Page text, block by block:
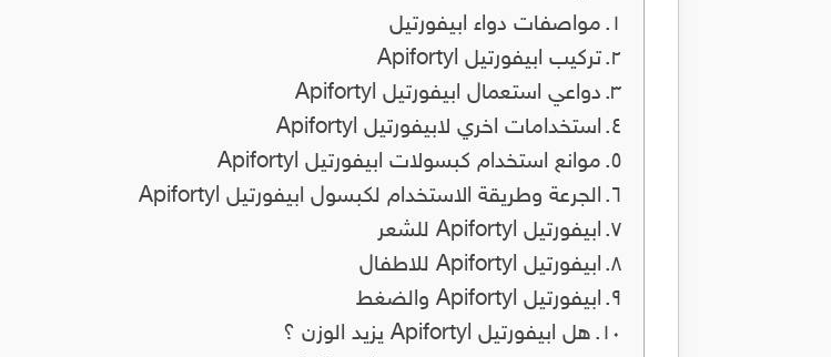
مواصفات دواء ابيفورتيل
تركيب ابيفورتيل Apifortyl
دواعي استعمال ابيفورتيل Apifortyl
استخدامات اخري لابيفورتيل Apifortyl
موانع استخدام كبسولات ابيفورتيل Apifortyl
الجرعة وطريقة الاستخدام لكبسول ابيفورتيل Apifortyl
ابيفورتيل Apifortyl للشعر
ابيفورتيل Apifortyl للاطفال
ابيفورتيل Apifortyl والضغط
هل ابيفورتيل Apifortyl يزيد الوزن ؟